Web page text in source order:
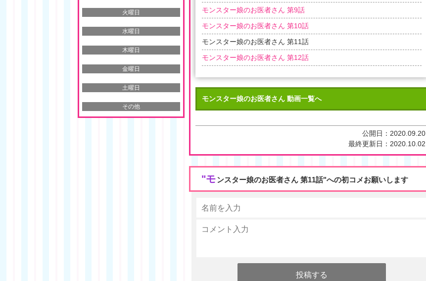
モンスター娘のお医者さん 第9話
モンスター娘のお医者さん 第10話
モンスター娘のお医者さん 第11話
モンスター娘のお医者さん 第12話
モンスター娘のお医者さん 動画一覧へ
公開日： 2020.09.20
最終更新日： 2020.10.02
"モンスター娘のお医者さん 第11話"への初コメお願いします
火曜日
水曜日
木曜日
金曜日
土曜日
その他